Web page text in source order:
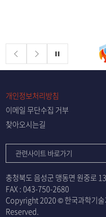
배너존
개인정보처리방침
이메일 무단수집 거부
찾아오시는길
관련사이트 바로가기
충청북도 음성군 맹동면 원중로
FAX : 043-750-2680
Copyright 2020 © 한국과학기
Reserved.